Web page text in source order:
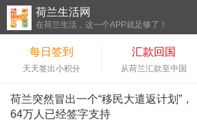
荷兰生活网
在荷兰生活，这一个APP就足够了！
每日签到
天天签出小积分
汇款回国
从荷兰汇款至中国
荷兰突然冒出一个“移民大遣返计划”，
64万人已经签字支持